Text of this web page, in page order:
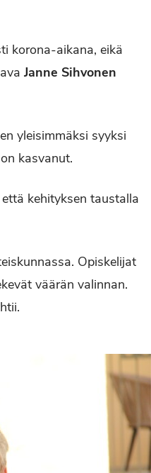
korona-aikana, eikä
Janne Sihvonen
yleisimmäksi syyksi
kasvanut.
kehityksen taustalla
Opiskelijat
väärän valinnan.